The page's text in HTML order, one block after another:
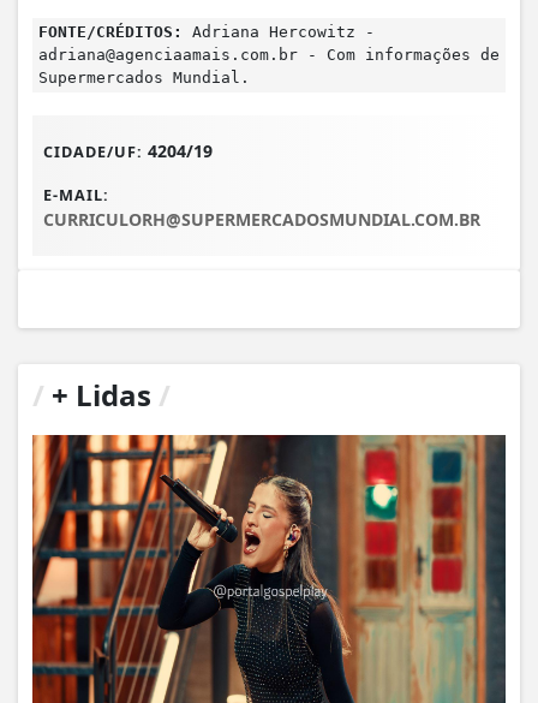
FONTE/CRÉDITOS:
Adriana Hercowitz -
adriana@agenciaamais.com.br - Com informações de
Supermercados Mundial.
CIDADE/UF: 4204/19
E-MAIL:
CURRICULORH@SUPERMERCADOSMUNDIAL.COM.BR
/ + Lidas /